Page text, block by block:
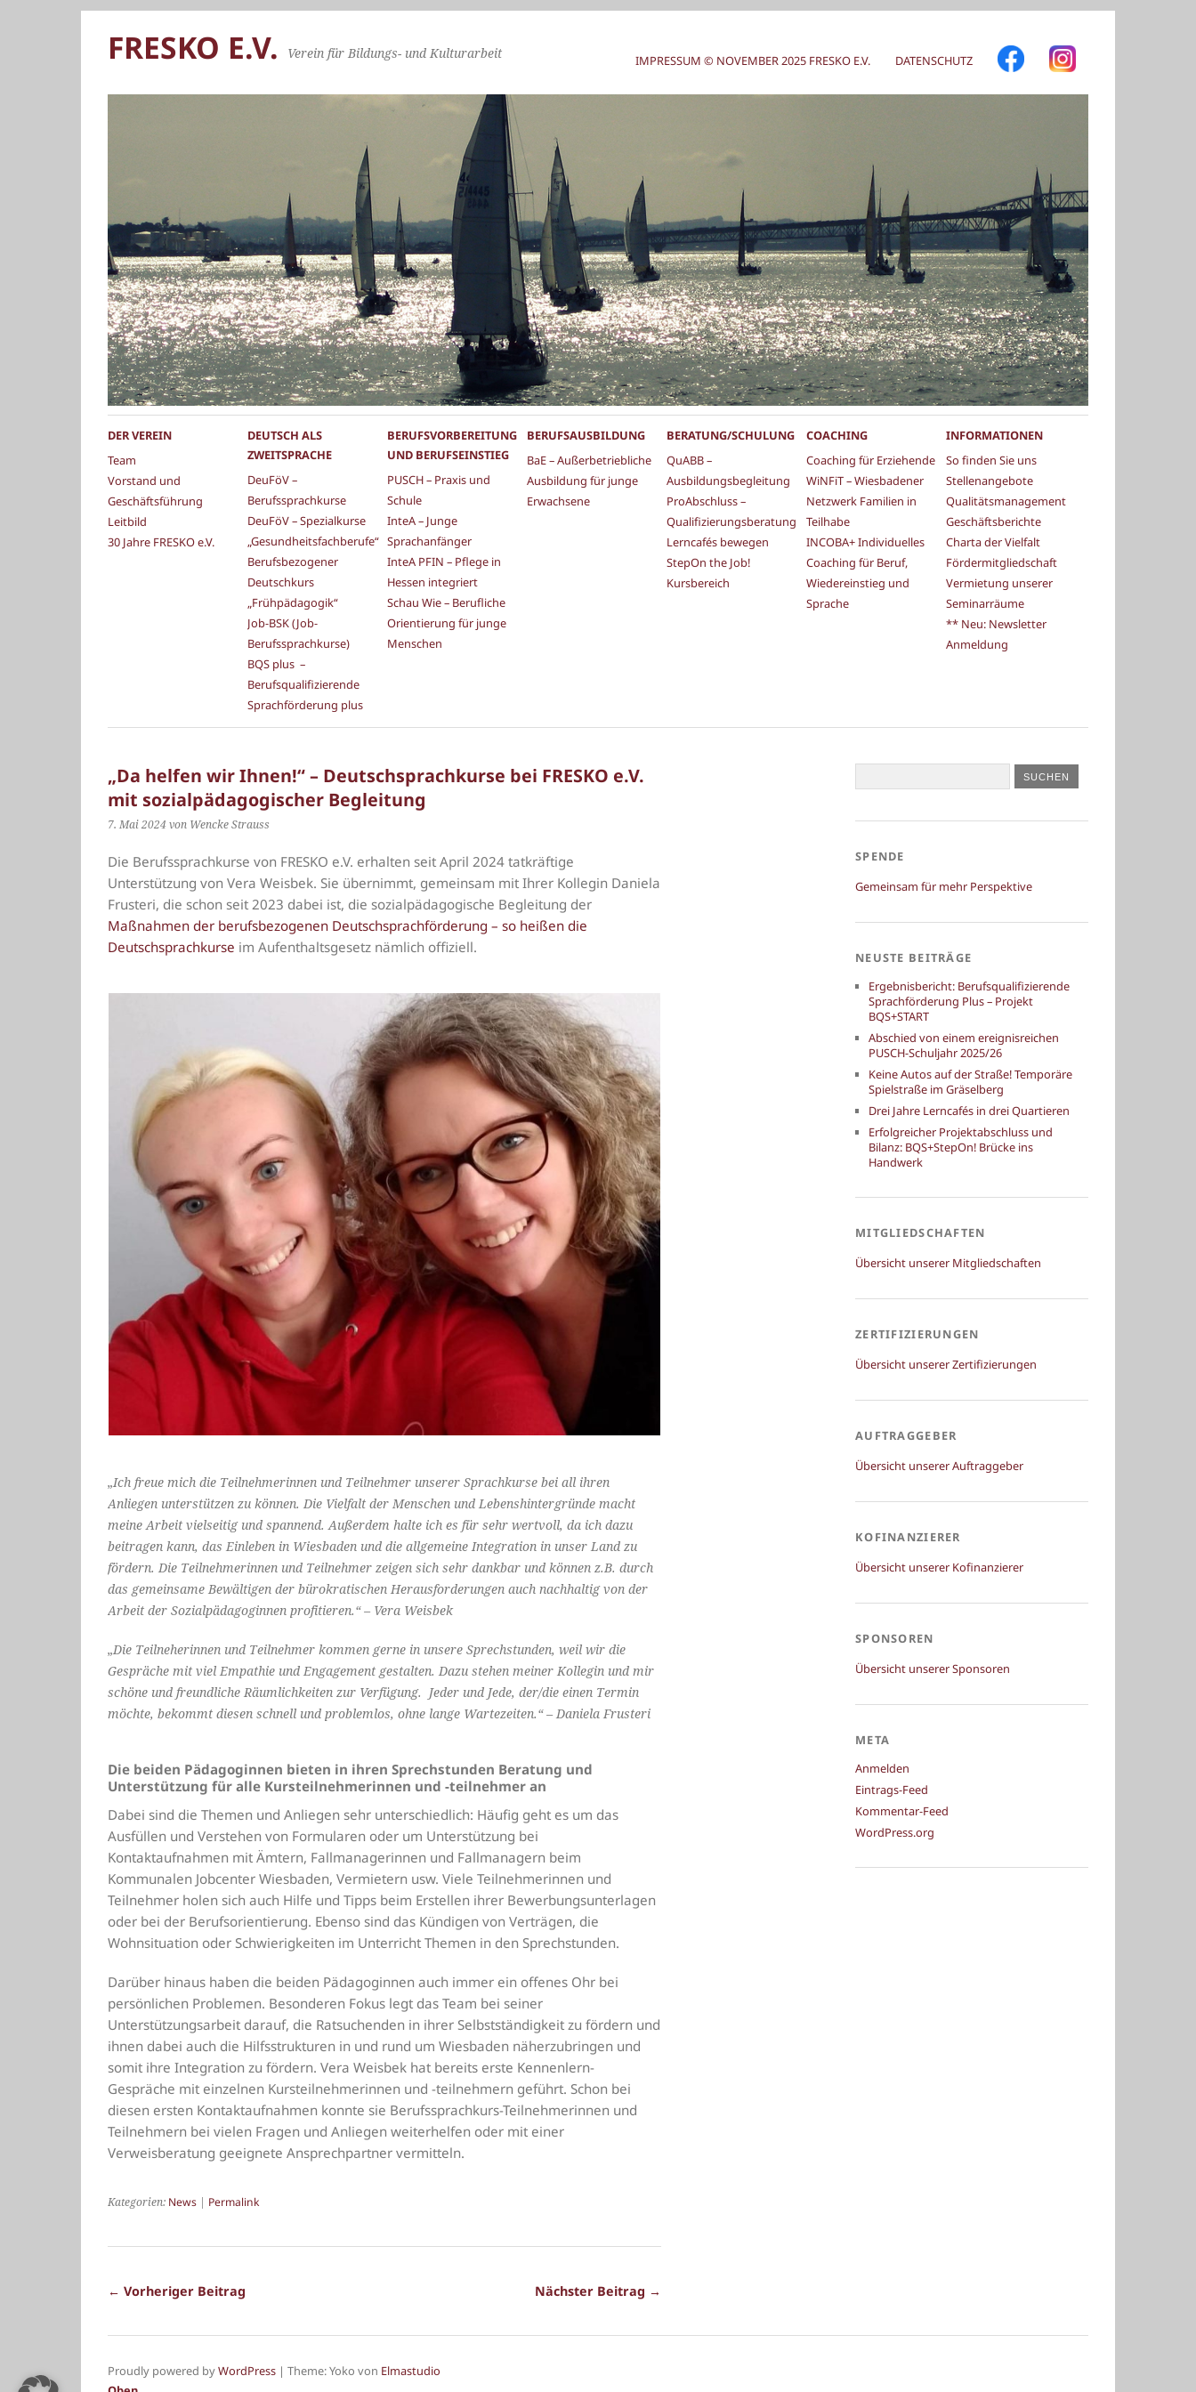
IMPRESSUM © NOVEMBER 2025 FRESKO E.V. DATENSCHUTZ
FRESKO E.V. Verein für Bildungs- und Kulturarbeit
DER VEREIN
Team
Vorstand und
Geschäftsführung
Leitbild
30 Jahre FRESKO e.V.
DEUTSCH ALS
ZWEITSPRACHE
DeuFöV –
Berufssprachkurse
DeuFöV – Spezialkurse
„Gesundheitsfachberufe“
Berufsbezogener
Deutschkurs
„Frühpädagogik“
Job-BSK (Job-
Berufssprachkurse)
BQS plus –
Berufsqualifizierende
Sprachförderung plus
BERUFSVORBEREITUNG
UND BERUFSEINSTIEG
PUSCH – Praxis und
Schule
InteA – Junge
Sprachanfänger
InteA PFIN – Pflege in
Hessen integriert
Schau Wie – Berufliche
Orientierung für junge
Menschen
BERUFSAUSBILDUNG
BaE – Außerbetriebliche
Ausbildung für junge
Erwachsene
BERATUNG/SCHULUNG
QuABB –
Ausbildungsbegleitung
ProAbschluss –
Qualifizierungsberatung
Lerncafés bewegen
StepOn the Job!
Kursbereich
COACHING
Coaching für Erziehende
WiNFiT – Wiesbadener
Netzwerk Familien in
Teilhabe
INCOBA+ Individuelles
Coaching für Beruf,
Wiedereinstieg und
Sprache
INFORMATIONEN
So finden Sie uns
Stellenangebote
Qualitätsmanagement
Geschäftsberichte
Charta der Vielfalt
Fördermitgliedschaft
Vermietung unserer
Seminarräume
** Neu: Newsletter
Anmeldung
„Da helfen wir Ihnen!“ – Deutschsprachkurse bei FRESKO e.V.
mit sozialpädagogischer Begleitung
7. Mai 2024 von Wencke Strauss
Die Berufssprachkurse von FRESKO e.V. erhalten seit April 2024 tatkräftige
Unterstützung von Vera Weisbek. Sie übernimmt, gemeinsam mit Ihrer Kollegin Daniela
Frusteri, die schon seit 2023 dabei ist, die sozialpädagogische Begleitung der
Maßnahmen der berufsbezogenen Deutschsprachförderung – so heißen die
Deutschsprachkurse im Aufenthaltsgesetz nämlich offiziell.
„Ich freue mich die Teilnehmerinnen und Teilnehmer unserer Sprachkurse bei all ihren
Anliegen unterstützen zu können. Die Vielfalt der Menschen und Lebenshintergründe macht
meine Arbeit vielseitig und spannend. Außerdem halte ich es für sehr wertvoll, da ich dazu
beitragen kann, das Einleben in Wiesbaden und die allgemeine Integration in unser Land zu
fördern. Die Teilnehmerinnen und Teilnehmer zeigen sich sehr dankbar und können z.B. durch
das gemeinsame Bewältigen der bürokratischen Herausforderungen auch nachhaltig von der
Arbeit der Sozialpädagoginnen profitieren.“ – Vera Weisbek
„Die Teilneherinnen und Teilnehmer kommen gerne in unsere Sprechstunden, weil wir die
Gespräche mit viel Empathie und Engagement gestalten. Dazu stehen meiner Kollegin und mir
schöne und freundliche Räumlichkeiten zur Verfügung. Jeder und Jede, der/die einen Termin
möchte, bekommt diesen schnell und problemlos, ohne lange Wartezeiten.“ – Daniela Frusteri
Die beiden Pädagoginnen bieten in ihren Sprechstunden Beratung und
Unterstützung für alle Kursteilnehmerinnen und -teilnehmer an
Dabei sind die Themen und Anliegen sehr unterschiedlich: Häufig geht es um das
Ausfüllen und Verstehen von Formularen oder um Unterstützung bei
Kontaktaufnahmen mit Ämtern, Fallmanagerinnen und Fallmanagern beim
Kommunalen Jobcenter Wiesbaden, Vermietern usw. Viele Teilnehmerinnen und
Teilnehmer holen sich auch Hilfe und Tipps beim Erstellen ihrer Bewerbungsunterlagen
oder bei der Berufsorientierung. Ebenso sind das Kündigen von Verträgen, die
Wohnsituation oder Schwierigkeiten im Unterricht Themen in den Sprechstunden.
Darüber hinaus haben die beiden Pädagoginnen auch immer ein offenes Ohr bei
persönlichen Problemen. Besonderen Fokus legt das Team bei seiner
Unterstützungsarbeit darauf, die Ratsuchenden in ihrer Selbstständigkeit zu fördern und
ihnen dabei auch die Hilfsstrukturen in und rund um Wiesbaden näherzubringen und
somit ihre Integration zu fördern. Vera Weisbek hat bereits erste Kennenlern-
Gespräche mit einzelnen Kursteilnehmerinnen und -teilnehmern geführt. Schon bei
diesen ersten Kontaktaufnahmen konnte sie Berufssprachkurs-Teilnehmerinnen und
Teilnehmern bei vielen Fragen und Anliegen weiterhelfen oder mit einer
Verweisberatung geeignete Ansprechpartner vermitteln.
Kategorien: News | Permalink
← Vorheriger Beitrag Nächster Beitrag →
SPENDE
Gemeinsam für mehr Perspektive
NEUSTE BEITRÄGE
Ergebnisbericht: Berufsqualifizierende
Sprachförderung Plus – Projekt
BQS+START
Abschied von einem ereignisreichen
PUSCH-Schuljahr 2025/26
Keine Autos auf der Straße! Temporäre
Spielstraße im Gräselberg
Drei Jahre Lerncafés in drei Quartieren
Erfolgreicher Projektabschluss und
Bilanz: BQS+StepOn! Brücke ins
Handwerk
MITGLIEDSCHAFTEN
Übersicht unserer Mitgliedschaften
ZERTIFIZIERUNGEN
Übersicht unserer Zertifizierungen
AUFTRAGGEBER
Übersicht unserer Auftraggeber
KOFINANZIERER
Übersicht unserer Kofinanzierer
SPONSOREN
Übersicht unserer Sponsoren
META
Anmelden
Eintrags-Feed
Kommentar-Feed
WordPress.org
Proudly powered byWordPress | Theme: Yoko von Elmastudio